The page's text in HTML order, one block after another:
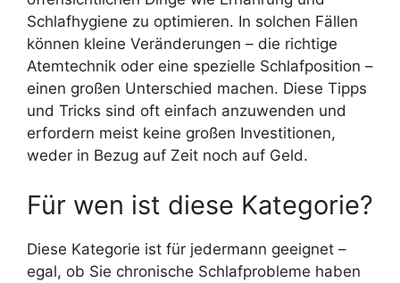
Schlafhygiene zu optimieren. In solchen Fällen
können kleine Veränderungen – die richtige
Atemtechnik oder eine spezielle Schlafposition –
einen großen Unterschied machen. Diese Tipps
und Tricks sind oft einfach anzuwenden und
erfordern meist keine großen Investitionen,
weder in Bezug auf Zeit noch auf Geld.
Für wen ist diese Kategorie?
Diese Kategorie ist für jedermann geeignet –
egal, ob Sie chronische Schlafprobleme haben